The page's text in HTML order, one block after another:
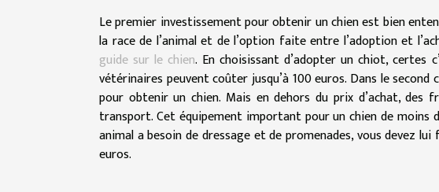
Le premier investissement pour obtenir un chien est bien
la race de l’animal et de l’option faite entre l’adoption et
guide sur le chien. En choisissant d’adopter un chiot,
vétérinaires peuvent coûter jusqu’à 100 euros. Dans le
pour obtenir un chien. Mais en dehors du prix d’achat, des
transport. Cet équipement important pour un chien de moins
animal a besoin de dressage et de promenades, vous devez
euros.